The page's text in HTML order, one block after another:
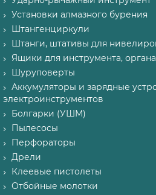
Установки алмазного бурения
Штангенциркули
Штанги, штативы для
Ящики для инструмента,
Шуруповерты
Аккумуляторы и зарядные
электроинструментов
Болгарки (УШМ)
Пылесосы
Перфораторы
Дрели
Клеевые пистолеты
Отбойные молотки